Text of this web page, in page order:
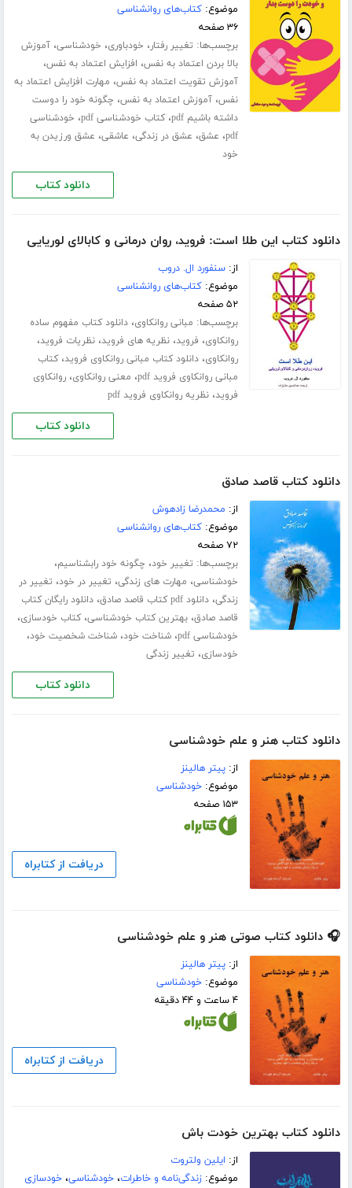
موضوع:کتاب‌های روانشناسی
۳۶ صفحه
برچسب‌ها: تغییر رفتار، خودباوری، خودشناسی،آموزش
بالا بردن اعتماد به نفس، افزایش اعتماد به نفس،
آموزش تقویت اعتماد به نفس، مهارت افزایش اعتماد به
نفس،آموزش اعتماد به نفس، چگونه خود را دوست
داشته باشیم pdf
،کتاب خودشناسی pdf ، خودشناسی
pdf، عشق، عشق در زندگی، عاشقی، عشق ورزیدن به
خود
دانلود کتاب
دانلود کتاب این طلا است: فروید، روان‌ درمانی و کابالای لوریایی
از:سنفورد ال. دروب
موضوع:کتاب‌های روانشناسی
۵۲ صفحه
برچسب‌ها: مبانی روانکاوی،دانلود کتاب مفهوم ساده
روانکاوی، فروید،نظریه های فروید،نظریات فروید،
روانکاوی،دانلود کتاب مبانی روانکاوی فروید،کتاب
مبانی روانکاوی فروید pdf
، معنی روانکاوی،روانکاوی
فروید،نظریه روانکاوی فروید pdf
دانلود کتاب
دانلود کتاب قاصد صادق
از: محمدرضا زادهوش
موضوع:کتاب‌های روانشناسی
۷۲ صفحه
برچسب‌ها: تغییر خود، چگونه خود رابشناسیم،
خودشناسی، مهارت های زندگی، تغییر در خود، تغییر در
زندگی،دانلود pdf کتاب قاصد صادق ،دانلود رایگان کتاب
قاصد صادق،بهترین کتاب خودشناسی،کتاب خودسازی،
خودشناسی pdf ،شناخت خود،شناخت شخصیت خود،
خودسازی، تغییر زندگی
دانلود کتاب
دانلود کتاب هنر و علم خودشناسی
از:پیتر هالینز
موضوع:خودشناسی
۱۵۳ صفحه
دریافت از کتابراه
🎧 دانلود کتاب صوتی هنر و علم خودشناسی
از:پیتر هالینز
موضوع:خودشناسی
۴ ساعت و ۴۴ دقیقه
دریافت از کتابراه
دانلود کتاب بهترین خودت باش
از: ایلین ولتروت
موضوع:زندگی‌نامه و خاطرات،خودشناسی،خودسازی